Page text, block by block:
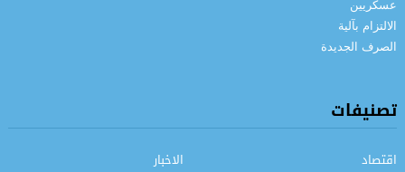
تصنيفات
اقتصاد
الاخبار